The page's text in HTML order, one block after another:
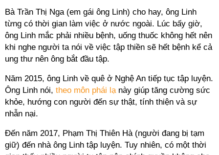
Bà Trần Thị Nga (em gái ông Linh) cho hay, ông Linh
từng có thời gian làm việc ở nước ngoài. Lúc bấy giờ,
ông Linh mắc phải nhiều bệnh, uống thuốc không hết nên
khi nghe người ta nói về việc tập thiền sẽ hết bệnh kể cả
ung thư nên ông bắt đầu tập.
Năm 2015, ông Linh về quê ở Nghệ An tiếp tục tập luyện.
Ông Linh nói, theo môn phái lạnày giúp tăng cường sức
khỏe, hướng con người đến sự thật, tính thiện và sự
nhẫn nại.
Đến năm 2017, Phạm Thị Thiên Hà (người đang bị tạm
giữ) đến nhà ông Linh tập luyện. Tuy nhiên, có một thời